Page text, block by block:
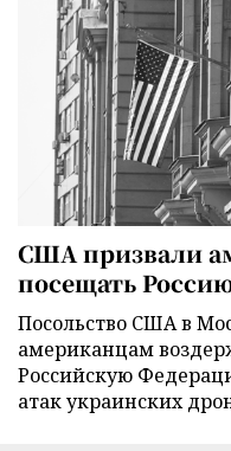
США призвали
посещать
Посольство США в
американцам
Российскую
атак украинских